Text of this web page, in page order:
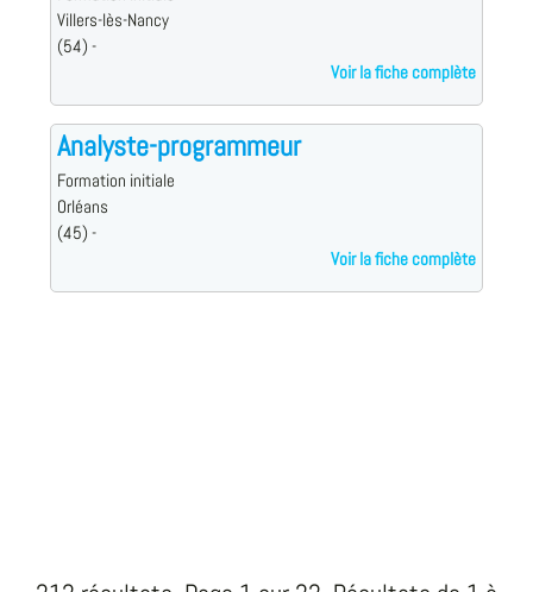
Villers-lès-Nancy
(54) -
Voir la fiche complète
Analyste-programmeur
Formation initiale
Orléans
(45) -
Voir la fiche complète